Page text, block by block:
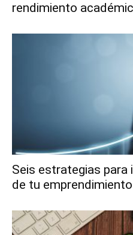
rendimiento
Seis estrategias
de tu emprendimiento